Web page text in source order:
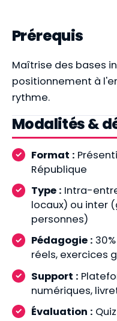
Prérequis
Maîtrise des bases
positionnement à
rythme.
Modalités &
Format :
République
Type : Intra-
locaux) ou inter
personnes)
Pédagogie :
réels, exercices
Support :
numériques,
Évaluation :